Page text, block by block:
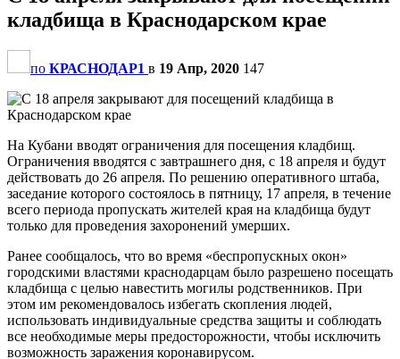
кладбища в Краснодарском крае
по КРАСНОДАР1 в 19 Апр, 2020 147
На Кубани вводят ограничения для посещения кладбищ.
Ограничения вводятся с завтрашнего дня, с 18 апреля и будут
действовать до 26 апреля. По решению оперативного штаба,
заседание которого состоялось в пятницу, 17 апреля, в течение
всего периода пропускать жителей края на кладбища будут
только для проведения захоронений умерших.
Ранее сообщалось, что во время «беспропускных окон»
городскими властями краснодарцам было разрешено посещать
кладбища с целью навестить могилы родственников. При
этом им рекомендовалось избегать скопления людей,
использовать индивидуальные средства защиты и соблюдать
все необходимые меры предосторожности, чтобы исключить
возможность заражения коронавирусом.